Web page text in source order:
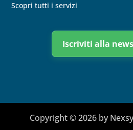
Scopri tutti i servizi
Iscriviti alla
Copyright © 2026 by